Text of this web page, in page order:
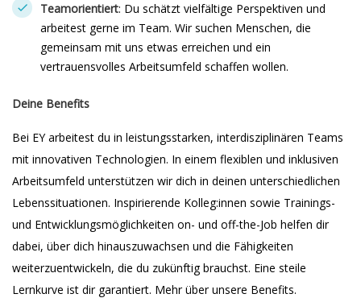
Teamorientiert: Du schätzt vielfältige Perspektiven und
arbeitest gerne im Team. Wir suchen Menschen, die
gemeinsam mit uns etwas erreichen und ein
vertrauensvolles Arbeitsumfeld schaffen wollen.
Deine Benefits
Bei EY arbeitest du in leistungsstarken, interdisziplinären Teams
mit innovativen Technologien. In einem flexiblen und inklusiven
Arbeitsumfeld unterstützen wir dich in deinen unterschiedlichen
Lebenssituationen. Inspirierende Kolleg:innen sowie Trainings-
und Entwicklungsmöglichkeiten on- und off-the-Job helfen dir
dabei, über dich hinauszuwachsen und die Fähigkeiten
weiterzuentwickeln, die du zukünftig brauchst. Eine steile
Lernkurve ist dir garantiert. Mehr über unsere Benefits.